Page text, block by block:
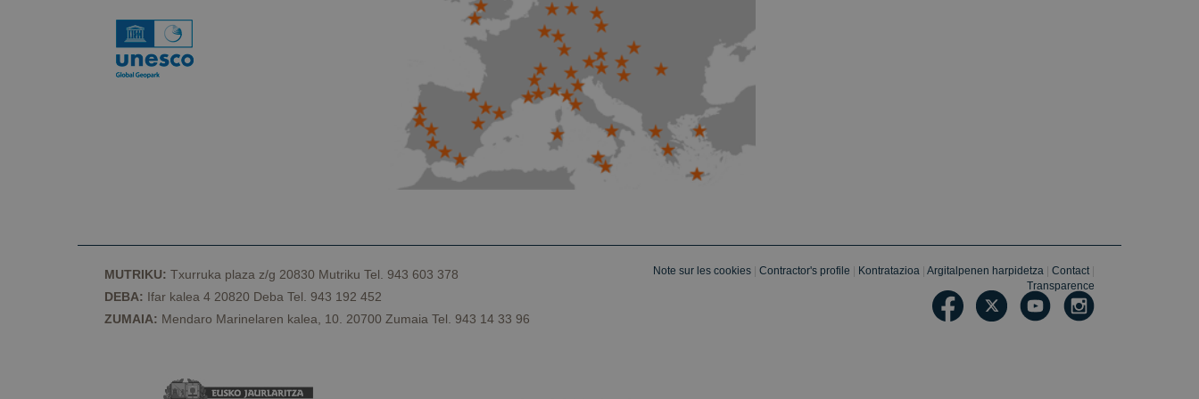
MUTRIKU: Txurruka plaza z/g 20830 Mutriku Tel. 943 603 378
DEBA: Ifar kalea 4 20820 Deba Tel. 943 192 452
ZUMAIA: Mendaro Marinelaren kalea, 10. 20700 Zumaia Tel. 943 14 33 96
Note sur les cookies | Contractor's profile | Kontratazioa | Argitalpenen harpidetza | Contact |
Transparence
semaines